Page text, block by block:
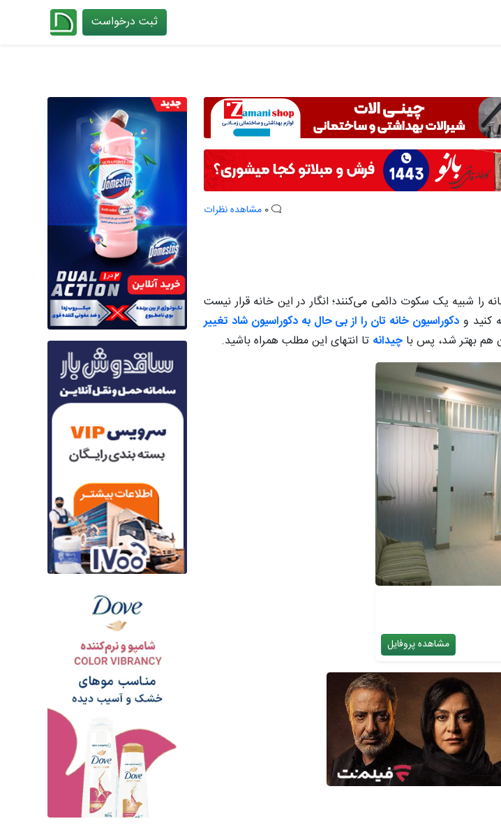
ثبت درخواست
مشاهده نظرات
شبیه یک سکوت دائمی می‌کنند؛ انگار در این خانه قرار نیست
کنید ودکوراسیون خانه تان را از بی حال به دکوراسیون شاد تغییر
هم بهتر شد، پس با چیدانه تا انتهای این مطلب همراه باشید.
مشاهده پروفایل